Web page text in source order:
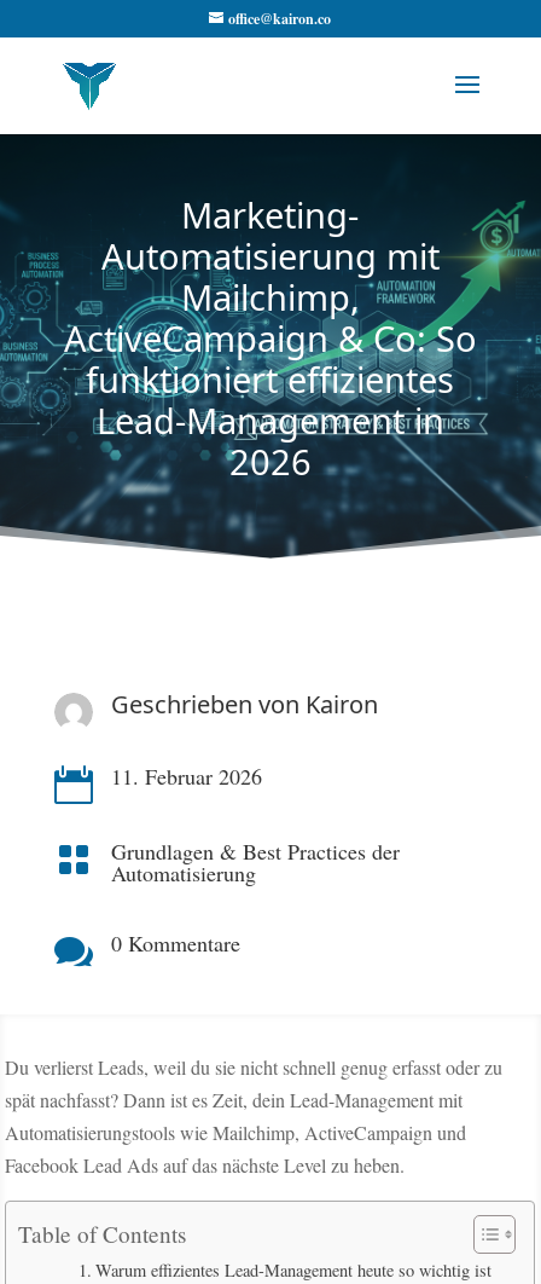
office@kairon.co
Marketing-
Automatisierung mit
Mailchimp,
ActiveCampaign & Co: So
funktioniert effizientes
Lead-Management in
2026
Geschrieben von Kairon
 11. Februar 2026
 Grundlagen & Best Practices der
Automatisierung
 0 Kommentare
Du verlierst Leads, weil du sie nicht schnell genug erfasst oder zu
spät nachfasst? Dann ist es Zeit, dein Lead-Management mit
Automatisierungstools wie Mailchimp, ActiveCampaign und
Facebook Lead Ads auf das nächste Level zu heben.
Table of Contents
Warum effizientes Lead-Management heute so wichtig ist